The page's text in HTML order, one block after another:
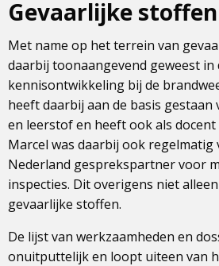
Gevaarlijke stoffen
Met name op het terrein van
daarbij toonaangevend geweest in
kennisontwikkeling bij de
heeft daarbij aan de basis gestaan
en leerstof en heeft ook als
Marcel was daarbij ook
Nederland gesprekspartner voor
inspecties. Dit overigens niet
gevaarlijke stoffen.
De lijst van werkzaamheden en
onuitputtelijk en loopt uiteen van